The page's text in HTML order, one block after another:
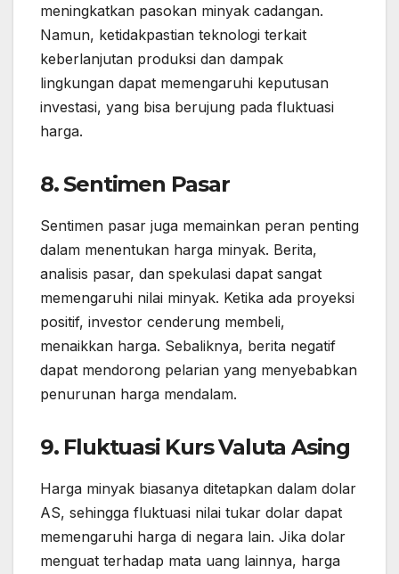
meningkatkan pasokan minyak cadangan.
Namun, ketidakpastian teknologi terkait
keberlanjutan produksi dan dampak
lingkungan dapat memengaruhi keputusan
investasi, yang bisa berujung pada fluktuasi
harga.
8. Sentimen Pasar
Sentimen pasar juga memainkan peran penting
dalam menentukan harga minyak. Berita,
analisis pasar, dan spekulasi dapat sangat
memengaruhi nilai minyak. Ketika ada proyeksi
positif, investor cenderung membeli,
menaikkan harga. Sebaliknya, berita negatif
dapat mendorong pelarian yang menyebabkan
penurunan harga mendalam.
9. Fluktuasi Kurs Valuta Asing
Harga minyak biasanya ditetapkan dalam dolar
AS, sehingga fluktuasi nilai tukar dolar dapat
memengaruhi harga di negara lain. Jika dolar
menguat terhadap mata uang lainnya, harga